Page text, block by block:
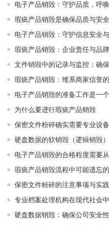
电子产品销毁：守护品质，呼
瑕疵产品销毁是确保品质与安
电子产品销毁：守护信息安全
瑕疵产品销毁：企业责任与品
文件销毁中的记录与监控：确
瑕疵产品销毁：维系商家信誉
电子产品销毁的准备工作是一
为什么要进行瑕疵产品销毁
保密文件粉碎确实需要专业设备
硬盘数据的软销毁（逻辑销毁）
电子产品销毁的合格程度需要
瑕疵产品销毁流程中可能遗忘
保密文件粉碎的注意事项与实
专业档案处理机构在现代社会
硬盘数据销毁：确保公司安全